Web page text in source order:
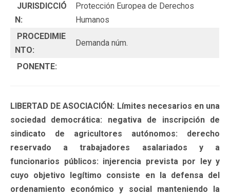
JURISDICCIÓ
N:
Protección Europea de Derechos
Humanos
PROCEDIMIE
NTO:
Demanda núm.
PONENTE:
LIBERTAD DE ASOCIACIÓN: Límites necesarios en una
sociedad democrática: negativa de inscripción de
sindicato de agricultores autónomos: derecho
reservado a trabajadores asalariados y a
funcionarios públicos: injerencia prevista por ley y
cuyo objetivo legítimo consiste en la defensa del
ordenamiento económico y social manteniendo la